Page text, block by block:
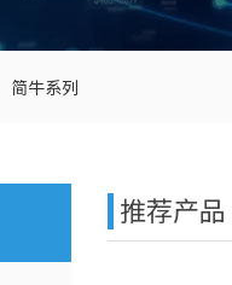
简牛系列
推荐产品